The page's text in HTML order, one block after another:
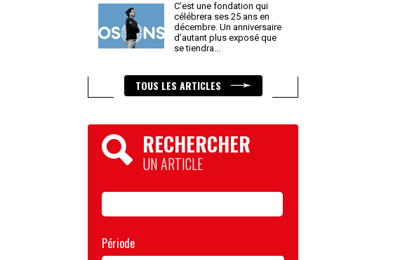
C’est une fondation qui
célébrera ses 25 ans en
décembre. Un anniversaire
d’autant plus exposé que
se tiendra...
TOUS LES ARTICLES
RECHERCHER
UN ARTICLE
Période